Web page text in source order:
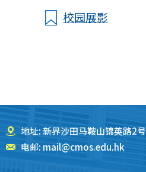
校园展影
地址: 新界沙田马鞍山锦英路2号
电邮: mail@cmos.edu.hk